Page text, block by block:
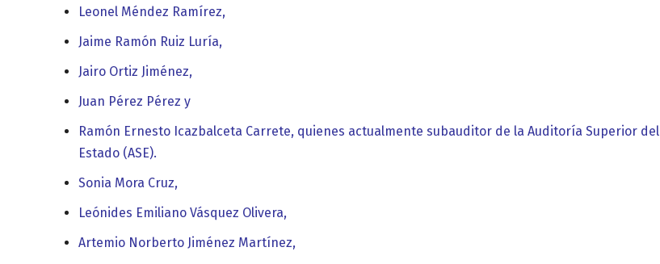
Leonel Méndez Ramírez,
Jaime Ramón Ruiz Luría,
Jairo Ortiz Jiménez,
Juan Pérez Pérez y
Ramón Ernesto Icazbalceta Carrete, quienes actualmente subauditor de la Auditoría Superior del
Estado (ASE).
Sonia Mora Cruz,
Leónides Emiliano Vásquez Olivera,
Artemio Norberto Jiménez Martínez,